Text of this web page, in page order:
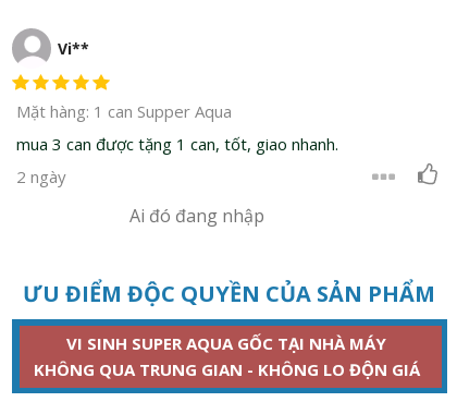
Ai đó đang nhập
mua 3 can được tặng 1 can, tốt, giao nhanh.
Vi**
Mặt hàng: 1 can Supper Aqua
2 ngày
ƯU ĐIỂM ĐỘC QUYỀN CỦA SẢN PHẨM
VI SINH SUPER AQUA GỐC TẠI NHÀ MÁY
KHÔNG QUA TRUNG GIAN - KHÔNG LO ĐỘN GIÁ